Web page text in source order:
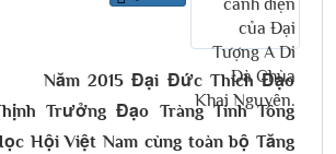
Năm 2015 Đại Đức Thích Đạo
Trưởng Đạo Tràng Tinh Tông
Hội Việt Nam cùng toàn bộ Tăng